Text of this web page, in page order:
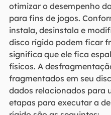
otimizar o desempenho
para fins de jogos.
instala, desinstala e
disco rígido podem ficar
significa que ele fica
físicos. A
fragmentados em seu
dados relacionados para
etapas para executar a